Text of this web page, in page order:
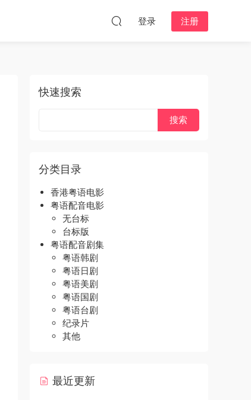
登录 注册
快速搜索
分类目录
香港粤语电影
粤语配音电影
无台标
台标版
粤语配音剧集
粤语韩剧
粤语日剧
粤语美剧
粤语国剧
粤语台剧
纪录片
其他
最近更新